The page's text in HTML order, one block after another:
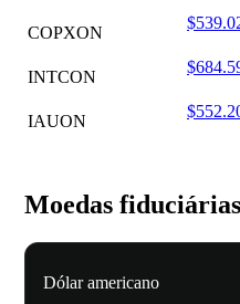
COPXON
INTCON
IAUON
Moedas
Dólar americano